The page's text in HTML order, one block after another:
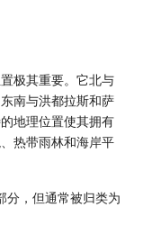
极其重要。它北与
南与洪都拉斯和萨
地理位置使其拥有
热带雨林和海岸平
分，但通常被归类为